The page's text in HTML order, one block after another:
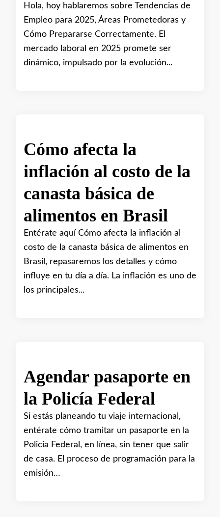
Hola, hoy hablaremos sobre Tendencias de
Empleo para 2025, Áreas Prometedoras y
Cómo Prepararse Correctamente. El
mercado laboral en 2025 promete ser
dinámico, impulsado por la evolución...
Cómo afecta la
inflación al costo de la
canasta básica de
alimentos en Brasil
Entérate aquí Cómo afecta la inflación al
costo de la canasta básica de alimentos en
Brasil, repasaremos los detalles y cómo
influye en tu día a día. La inflación es uno de
los principales...
Agendar pasaporte en
la Policía Federal
Si estás planeando tu viaje internacional,
entérate cómo tramitar un pasaporte en la
Policía Federal, en línea, sin tener que salir
de casa. El proceso de programación para la
emisión…